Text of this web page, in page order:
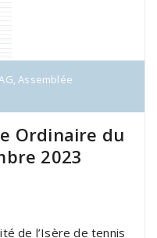
,Assemblée
Ordinaire du
2023
de l’Isère de tennis